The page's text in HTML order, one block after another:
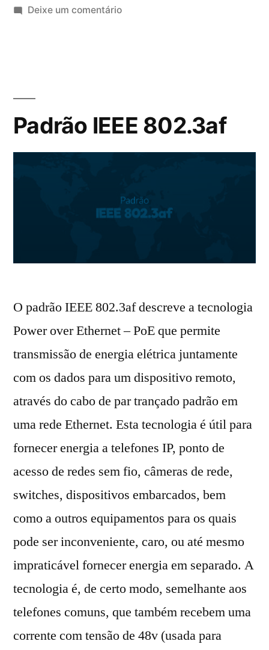
Deixe um comentário
Padrão IEEE 802.3af
O padrão IEEE 802.3af descreve a tecnologia
Power over Ethernet – PoE que permite
transmissão de energia elétrica juntamente
com os dados para um dispositivo remoto,
através do cabo de par trançado padrão em
uma rede Ethernet. Esta tecnologia é útil para
fornecer energia a telefones IP, ponto de
acesso de redes sem fio, câmeras de rede,
switches, dispositivos embarcados, bem
como a outros equipamentos para os quais
pode ser inconveniente, caro, ou até mesmo
impraticável fornecer energia em separado. A
tecnologia é, de certo modo, semelhante aos
telefones comuns, que também recebem uma
corrente com tensão de 48v (usada para